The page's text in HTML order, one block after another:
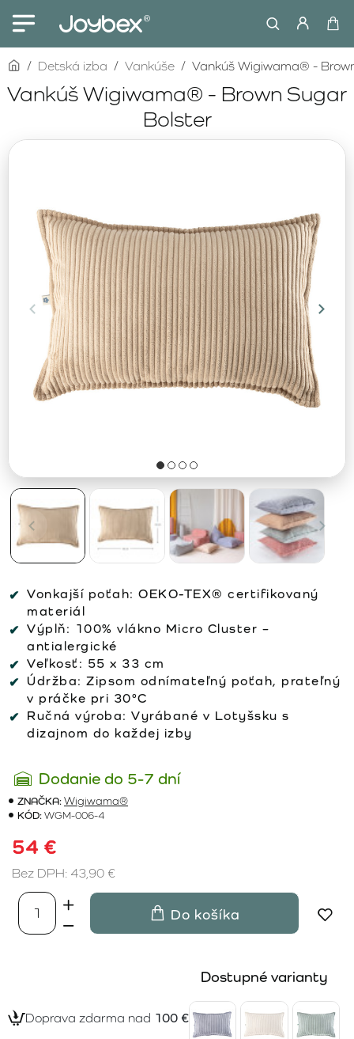
Vankúš Wigiwama® - Brown Sugar
Bolster
homeDetská izba Vankúše Vankúš Wigiwama® -
Vonkajší poťah: OEKO-TEX® certifikovaný
materiál
Výplň: 100% vlákno Micro Cluster –
antialergické
Veľkosť: 55 x 33 cm
Údržba: Zipsom odnímateľný poťah, prateľný
v práčke pri 30°C
Ručná výroba: Vyrábané v Lotyšsku s
dizajnom do každej izby
Dodanie do 5-7 dní
ZNAČKA:Wigiwama®
KÓD:WGM-006-4
54 €
Bez DPH: 43,90 €
Do košíka
Doprava zdarma nad 100 €
Dostupné varianty